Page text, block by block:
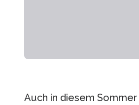
Auch in diesem